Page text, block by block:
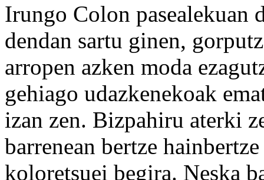
Irungo Colon pasealekuan
dendan sartu ginen,
arropen azken moda
gehiago udazkenekoak
izan zen. Bizpahiru aterki
barrenean bertze
koloretsuei begira. Neska